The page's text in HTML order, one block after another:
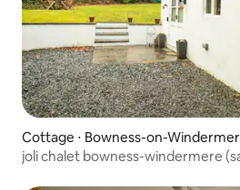
Cottage ⋅ Bowness-on-
joli chalet bowness-windermere